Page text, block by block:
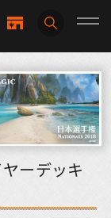
ーデッキ